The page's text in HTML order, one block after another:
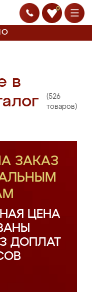
0
в
(526
товаров)
ЗАКАЗ
ЦЕНА
ДОПЛАТ